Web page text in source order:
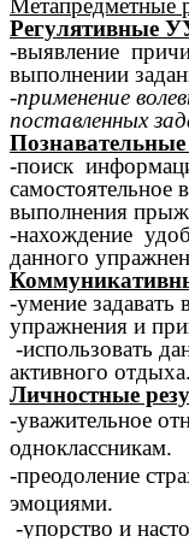
Метапредметные
Регулятивные
-выявление
выполнении
-применение
поставленных
-поиск
самостоятельное
выполнения
-нахождение
данного
-умение
упражнения и
-использовать
активного отдыха.
Личностные
-уважительное
одноклассникам.
-преодоление
эмоциями.
-упорство и